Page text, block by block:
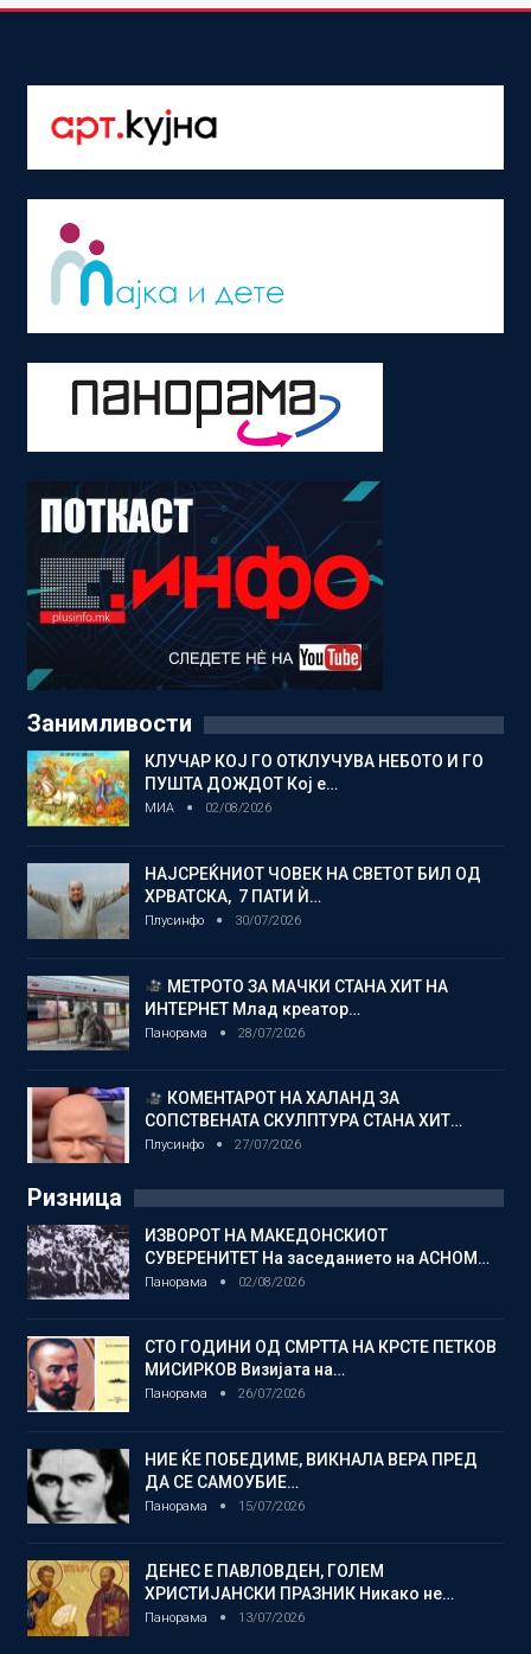
Занимливости
КЛУЧАР КОЈ ГО ОТКЛУЧУВА НЕБОТО И ГО
ПУШТА ДОЖДОТ Кој е…
МИА 02/08/2026
НАЈСРЕЌНИОТ ЧОВЕК НА СВЕТОТ БИЛ ОД
ХРВАТСКА, 7 ПАТИ Ѝ…
Плусинфо 30/07/2026
МЕТРОТО ЗА МАЧКИ СТАНА ХИТ НА
ИНТЕРНЕТ Млад креатор…
Панорама 28/07/2026
КОМЕНТАРОТ НА ХАЛАНД ЗА
СОПСТВЕНАТА СКУЛПТУРА СТАНА ХИТ…
Плусинфо 27/07/2026
Ризница
ИЗВОРОТ НА МАКЕДОНСКИОТ
СУВЕРЕНИТЕТ На заседанието на АСНОМ…
Панорама 02/08/2026
СТО ГОДИНИ ОД СМРТТА НА КРСТЕ ПЕТКОВ
МИСИРКОВ Визијата на…
Панорама 26/07/2026
НИЕ ЌЕ ПОБЕДИМЕ, ВИКНАЛА ВЕРА ПРЕД
ДА СЕ САМОУБИЕ…
Панорама 15/07/2026
ДЕНЕС Е ПАВЛОВДЕН, ГОЛЕМ
ХРИСТИЈАНСКИ ПРАЗНИК Никако не…
Панорама 13/07/2026